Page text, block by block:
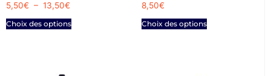
5,50€ – 13,50€
Choix des options
8,50€
Choix des options